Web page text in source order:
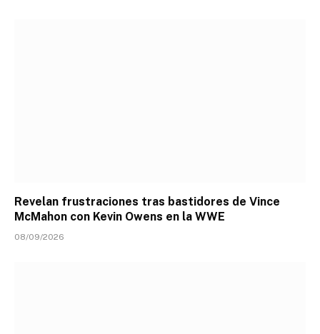
Revelan frustraciones tras bastidores de Vince
McMahon con Kevin Owens en la WWE
08/09/2026